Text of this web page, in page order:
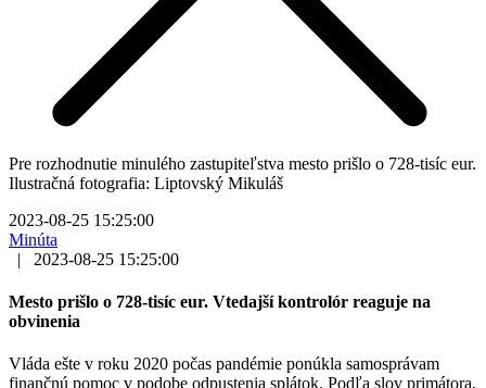
Pre rozhodnutie minulého zastupiteľstva mesto prišlo o 728-tisíc eur.
Ilustračná fotografia: Liptovský Mikuláš
2023-08-25 15:25:00
Minúta
|
2023-08-25 15:25:00
Mesto prišlo o 728-tisíc eur. Vtedajší kontrolór reaguje na
obvinenia
Vláda ešte v roku 2020 počas pandémie ponúkla samosprávam
finančnú pomoc v podobe odpustenia splátok. Podľa slov primátora,